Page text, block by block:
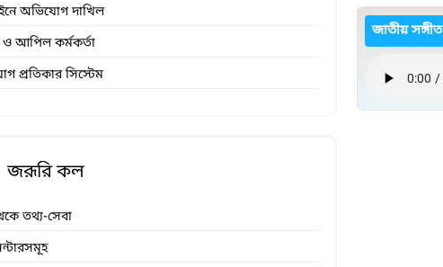
অভিযোগ দাখিল
আপিল কর্মকর্তা
প্রতিকার সিস্টেম
জরূরি কল
তথ্য-সেবা
জাতীয় সঙ্গীত